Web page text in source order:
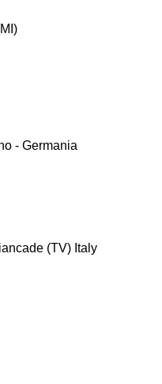
- Germania
(TV) Italy